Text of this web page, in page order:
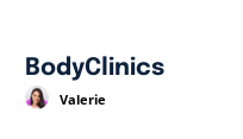
BodyClinics
Valerie